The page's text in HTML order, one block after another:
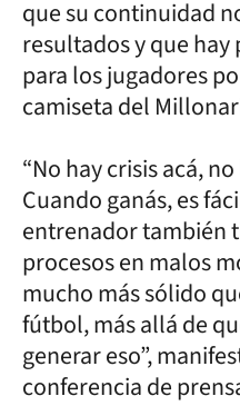
que su continuidad
resultados y que
para los jugadores
camiseta del
“No hay crisis acá,
Cuando ganás, es
entrenador también
procesos en malos
mucho más sólido
fútbol, más allá de
generar eso”,
conferencia de